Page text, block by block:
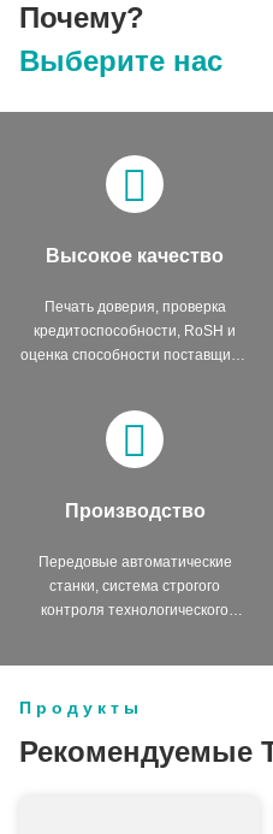
Почему?
Выберите нас
Высокое качество
Печать доверия, проверка
кредитоспособности, RoSH и
оценка способности поставщика.
профессиональную
лабораторию.
Производство
Передовые автоматические
станки, система строгого
контроля технологического
Продукты
Рекомендуемые